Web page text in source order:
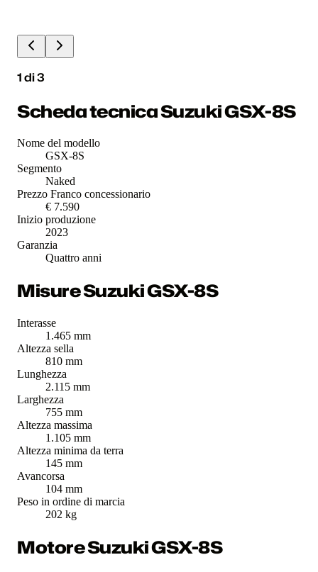
1di3
Scheda tecnica Suzuki GSX-8S
Nome del modello
GSX-8S
Segmento
Naked
Prezzo Franco concessionario
€ 7.590
Inizio produzione
2023
Garanzia
Quattro anni
Misure Suzuki GSX-8S
Interasse
1.465 mm
Altezza sella
810 mm
Lunghezza
2.115 mm
Larghezza
755 mm
Altezza massima
1.105 mm
Altezza minima da terra
145 mm
Avancorsa
104 mm
Peso in ordine di marcia
202 kg
Motore Suzuki GSX-8S